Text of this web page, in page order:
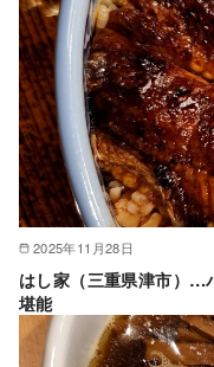
2025年11月28日
はし家（三重県津市）…
堪能